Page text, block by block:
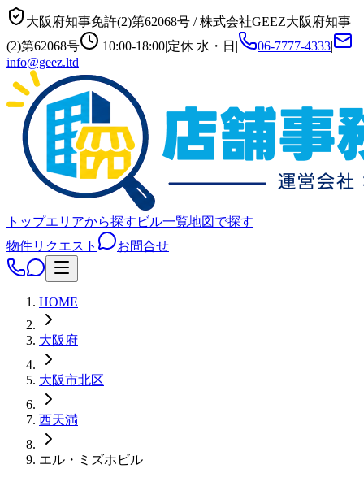
大阪府知事免許(2)第62068号 /株式会社GEEZ大阪府知事
(2)第62068号
10:00-18:00|定休 水・日 | 06-7777-4333|
info@geez.ltd
トップエリアから探す ビル一覧地図で探す
物件リクエスト
お問合せ
HOME
大阪府
大阪市北区
西天満
エル・ミズホビル